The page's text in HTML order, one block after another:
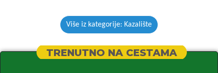
Više iz kategorije: Kazalište
TRENUTNO NA CESTAMA